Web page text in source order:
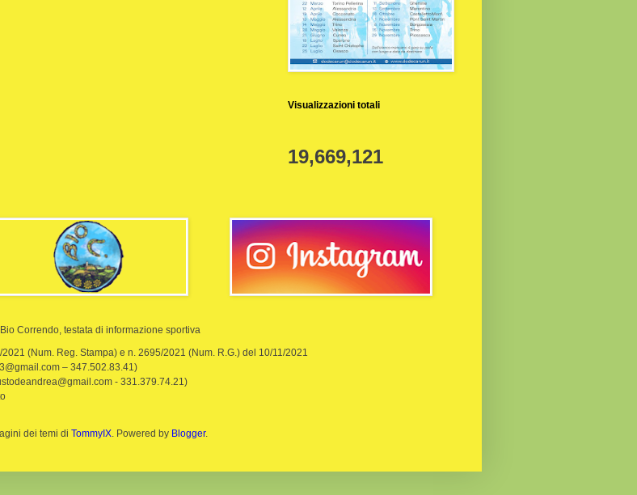
Visualizzazioni totali
19,669,121
Correndo, testata di informazione sportiva
2021 (Num. Reg. Stampa) e n. 2695/2021 (Num. R.G.) del 10/11/2021
– 347.502.83.41)
- 331.379.74.21)
dei temi di TommyIX. Powered by Blogger.